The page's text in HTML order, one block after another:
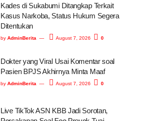
Kades di Sukabumi Ditangkap Terkait
Kasus Narkoba, Status Hukum Segera
Ditentukan
by AdminBerita August 7, 2026 0
Dokter yang Viral Usai Komentar soal
Pasien BPJS Akhirnya Minta Maaf
by AdminBerita August 7, 2026 0
Live TikTok ASN KBB Jadi Sorotan,